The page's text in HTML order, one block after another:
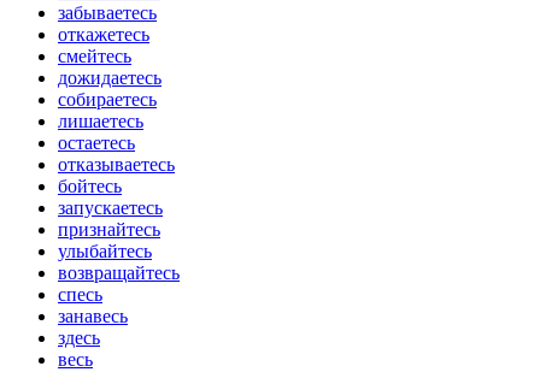
забываетесь
откажетесь
смейтесь
дожидаетесь
собираетесь
лишаетесь
остаетесь
отказываетесь
бойтесь
запускаетесь
признайтесь
улыбайтесь
возвращайтесь
спесь
занавесь
здесь
весь